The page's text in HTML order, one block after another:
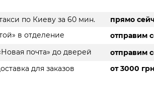
по Киеву за 60 мин.
прямо
в отделение
отправим
почта» до дверей
отправим
для заказов от 3000